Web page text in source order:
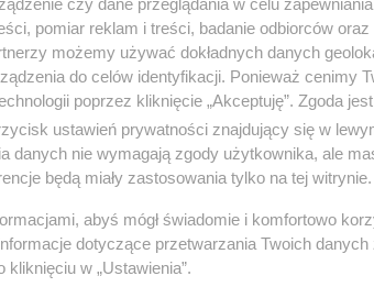
granicą LAC-u
Location Update (zwykle co jedną, dwie
otrzymuje informację że terminal nie
pomiar reklam i treści, badanie odbiorców oraz
możemy używać dokładnych danych
do celów identyfikacji. Ponieważ cenimy
poprzez kliknięcie „Akceptuję”. Zgoda
ustawień prywatności znajdujący się w
danych nie wymagają zgody użytkownika, ale
będą miały zastosowania tylko na tej witrynie.
abyś mógł świadomie i komfortowo
dotyczące przetwarzania Twoich
kliknięciu w „Ustawienia”.